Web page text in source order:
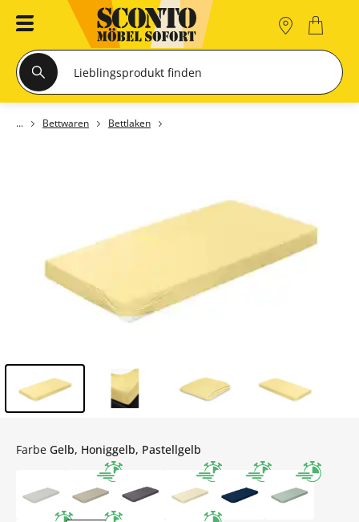
Bettwaren Bettlaken
Farbe Gelb, Honiggelb, Pastellgelb